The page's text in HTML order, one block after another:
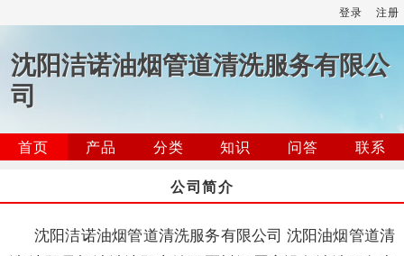
登录 注册
沈阳洁诺油烟管道清洗服务有限公
司
首页 产品 分类 知识 问答
联系
公司简介
沈阳洁诺油烟管道清洗服务有限公司 沈阳油烟管道清